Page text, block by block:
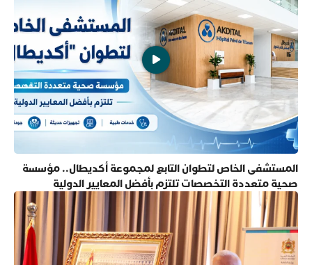
المستشفى الخاص لتطوان التابع لمجموعة أكديطال.. مؤسسة
صحية متعددة التخصصات تلتزم بأفضل المعايير الدولية